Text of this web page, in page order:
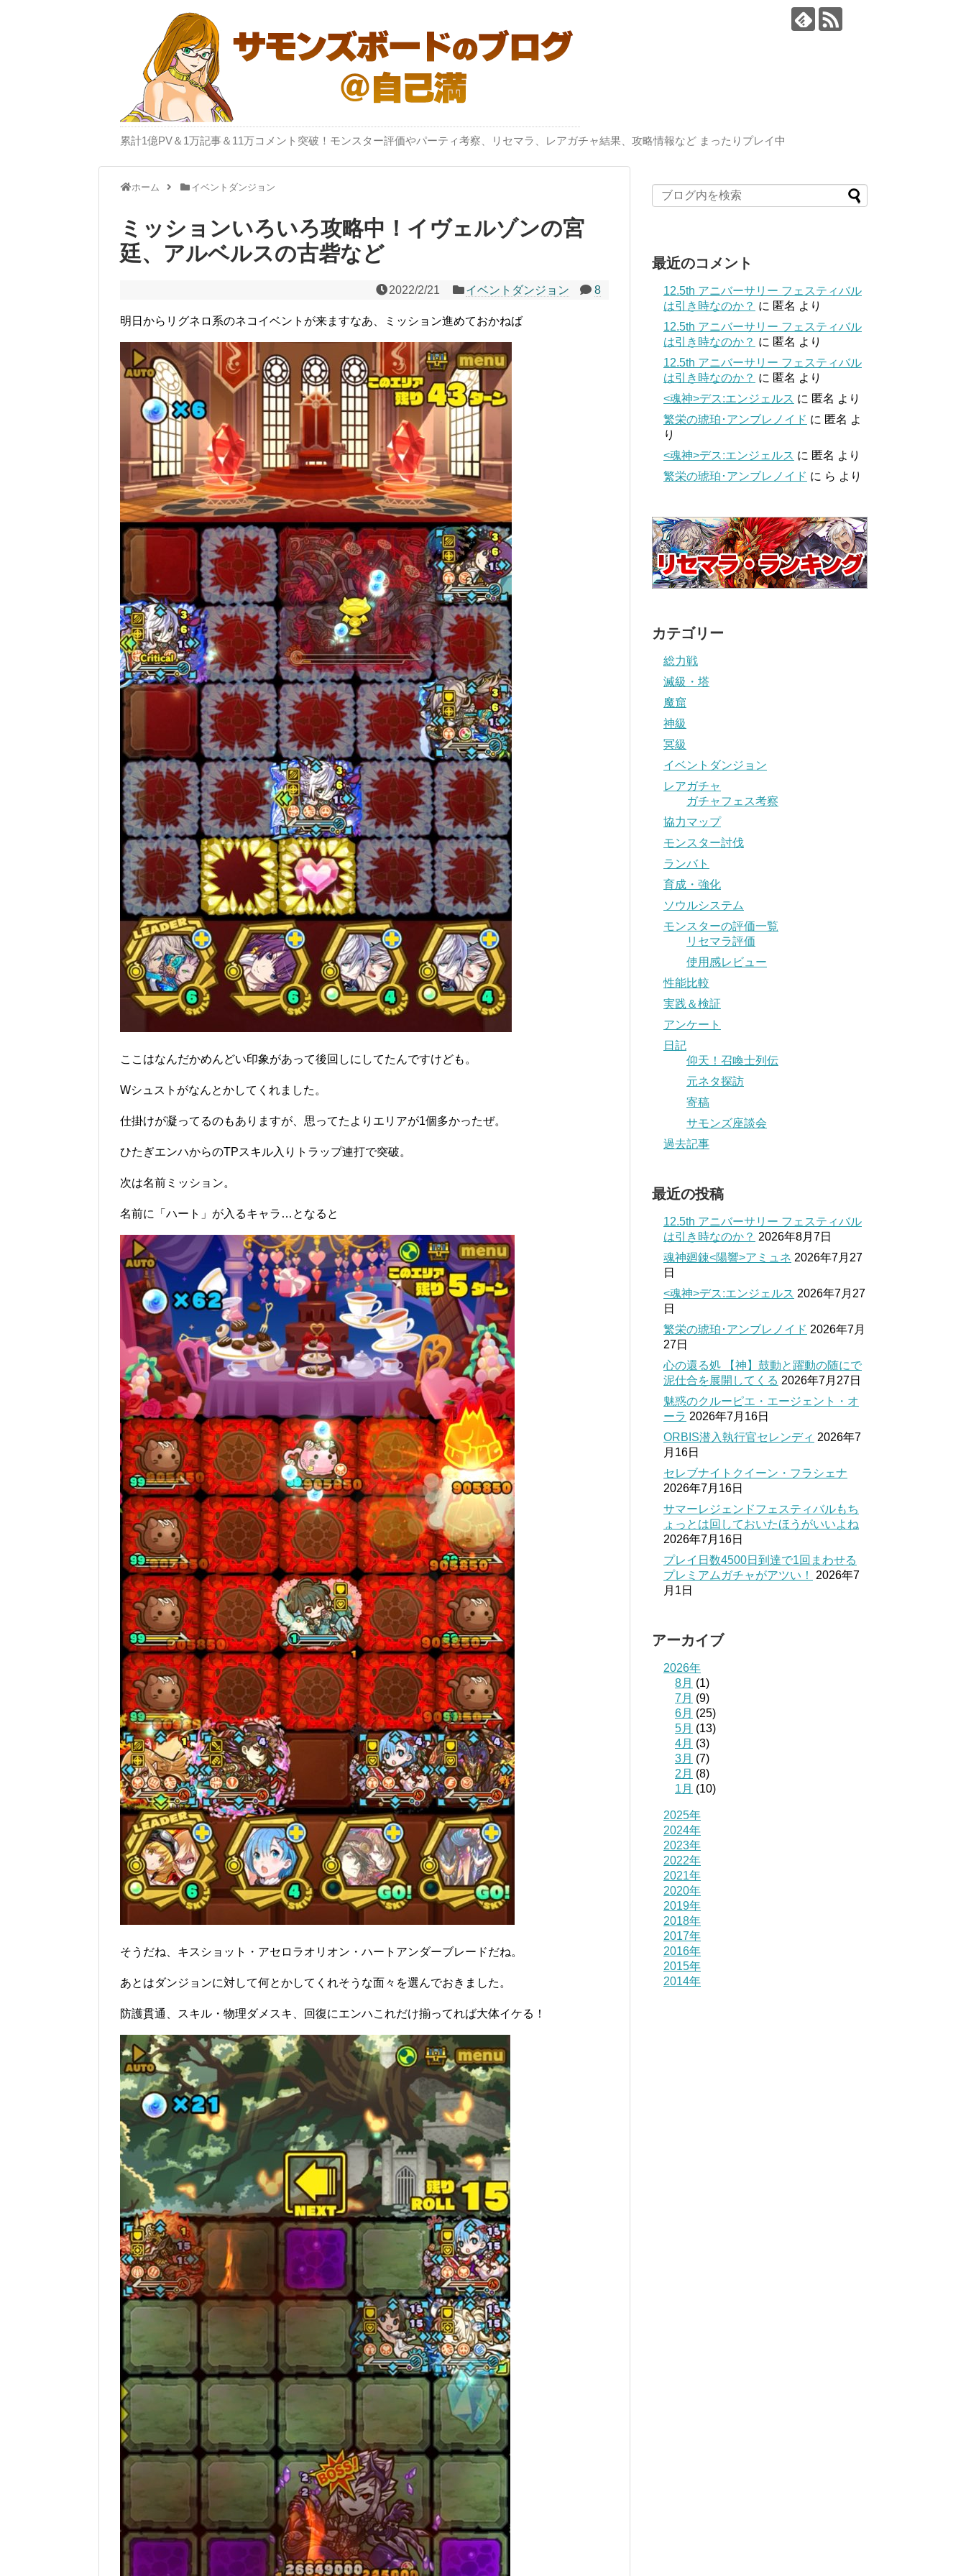
累計1億PV＆1万記事＆11万コメント突破！モンスター評価やパーティ考察、リセマラ、レアガチャ結果、攻略情報など まったりプレイ中
ホーム イベントダンジョン
ミッションいろいろ攻略中！イヴェルゾンの宮
廷、アルベルスの古砦など
2022/2/21 イベントダンジョン 8
明日からリグネロ系のネコイベントが来ますなあ、ミッション進めておかねば
ここはなんだかめんどい印象があって後回しにしてたんですけども。
Wシュストがなんとかしてくれました。
仕掛けが凝ってるのもありますが、思ってたよりエリアが1個多かったぜ。
ひたぎエンハからのTPスキル入りトラップ連打で突破。
次は名前ミッション。
名前に「ハート」が入るキャラ…となると
そうだね、キスショット・アセロラオリオン・ハートアンダーブレードだね。
あとはダンジョンに対して何とかしてくれそうな面々を選んでおきました。
防護貫通、スキル・物理ダメスキ、回復にエンハこれだけ揃ってれば大体イケる！
最近のコメント
12.5th アニバーサリー フェスティバル
は引き時なのか？ に 匿名 より
12.5th アニバーサリー フェスティバル
は引き時なのか？ に 匿名 より
12.5th アニバーサリー フェスティバル
は引き時なのか？ に 匿名 より
<魂神>デス:エンジェルス に 匿名 より
繁栄の琥珀･アンブレノイド に 匿名 よ
り
<魂神>デス:エンジェルス に 匿名 より
繁栄の琥珀･アンブレノイド に ら より
カテゴリー
総力戦
滅級・塔
魔窟
神級
冥級
イベントダンジョン
レアガチャ
ガチャフェス考察
協力マップ
モンスター討伐
ランバト
育成・強化
ソウルシステム
モンスターの評価一覧
リセマラ評価
使用感レビュー
性能比較
実践＆検証
アンケート
日記
仰天！召喚士列伝
元ネタ探訪
寄稿
サモンズ座談会
過去記事
最近の投稿
12.5th アニバーサリー フェスティバル
は引き時なのか？ 2026年8月7日
魂神廻錬<陽響>アミュネ 2026年7月27
日
<魂神>デス:エンジェルス 2026年7月27
日
繁栄の琥珀･アンブレノイド 2026年7月
27日
心の還る処 【神】鼓動と躍動の随にで
泥仕合を展開してくる 2026年7月27日
魅惑のクルーピエ・エージェント・オ
ーラ 2026年7月16日
ORBIS潜入執行官セレンディ 2026年7
月16日
セレブナイトクイーン・フラシェナ
2026年7月16日
サマーレジェンドフェスティバルもち
ょっとは回しておいたほうがいいよね
2026年7月16日
プレイ日数4500日到達で1回まわせる
プレミアムガチャがアツい！
2026年7
月1日
アーカイブ
2026年
8月 (1)
7月 (9)
6月 (25)
5月 (13)
4月 (3)
3月 (7)
2月 (8)
1月 (10)
2025年
2024年
2023年
2022年
2021年
2020年
2019年
2018年
2017年
2016年
2015年
2014年